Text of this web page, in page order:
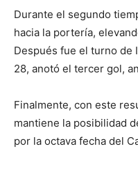
Durante el segundo
hacia la portería,
Después fue el turno de
28, anotó el tercer gol,
Finalmente, con este
mantiene la posibilidad
por la octava fecha del